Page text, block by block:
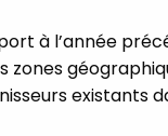
à l’année
existants